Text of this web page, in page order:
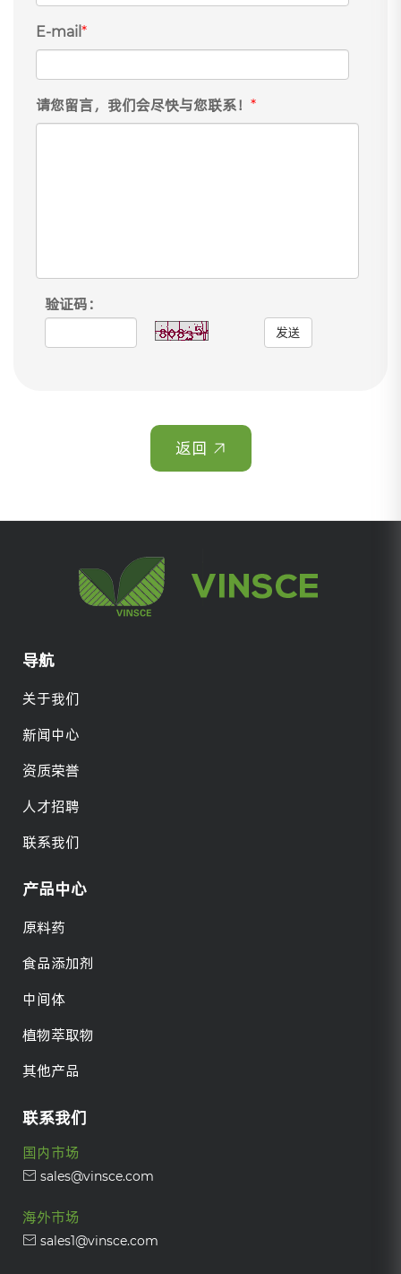
E-mail *
请您留言，我们会尽快与您联系！ *
验证码：
发送
返回
导航
关于我们
新闻中心
资质荣誉
人才招聘
联系我们
产品中心
原料药
食品添加剂
中间体
植物萃取物
其他产品
联系我们
国内市场
sales@vinsce.com
海外市场
sales1@vinsce.com